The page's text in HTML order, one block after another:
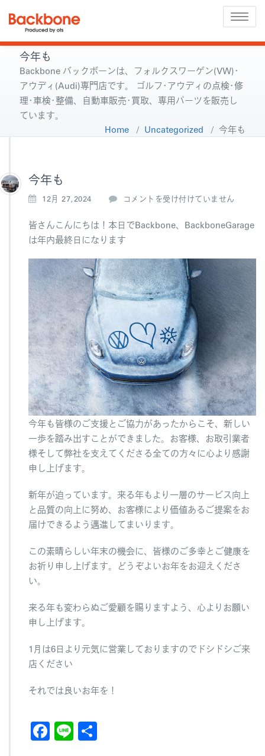
Toggle
今年も
Backbone バックボーンは、フォルクスワーゲン(VW)･
アウディ(Audi)専門店です。 ゴルフ･アウディの点検･修
理･車検･整備、自動車販売･買取、専用パーツを販売し
ています。
Home / Uncategorized / 今年も
今年も
12月 27,2024
今
も
コメントを受け付けていません
皆さんこんにちは！本日でBackbone、BackboneGarage
は年内最終日になります
今年も皆様のご支援とご協力があったからこそ、新しい
一歩を踏み出すことができました。お客様、お取引業者
様そして弊社を支えてくださる全ての方々に心より感謝
申し上げます。
新年が迫っています。来る年もより一層のサービス向上
と品質の向上に努め、お客様により価値あるご提案をお
届けできるよう邁進してまいります。
この素晴らしい年末の機会に、皆様のご多幸とご健康を
お祈り申し上げます。どうぞよいお年をお迎えくださ
い。
来る年も変わらぬご愛顧を賜りますよう、心よりお願い
申し上げます。
1月は6日より元気に営業しておりますのでドシドシご来
店ください
それでは良いお年を！
F Li